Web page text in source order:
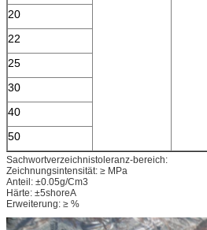
20
22
25
30
40
50
Sachwortverzeichnistoleranz-bereich:
Zeichnungsintensität: ≥ MPa
Anteil: ±0.05g/Cm3
Härte: ±5shoreA
Erweiterung: ≥ %